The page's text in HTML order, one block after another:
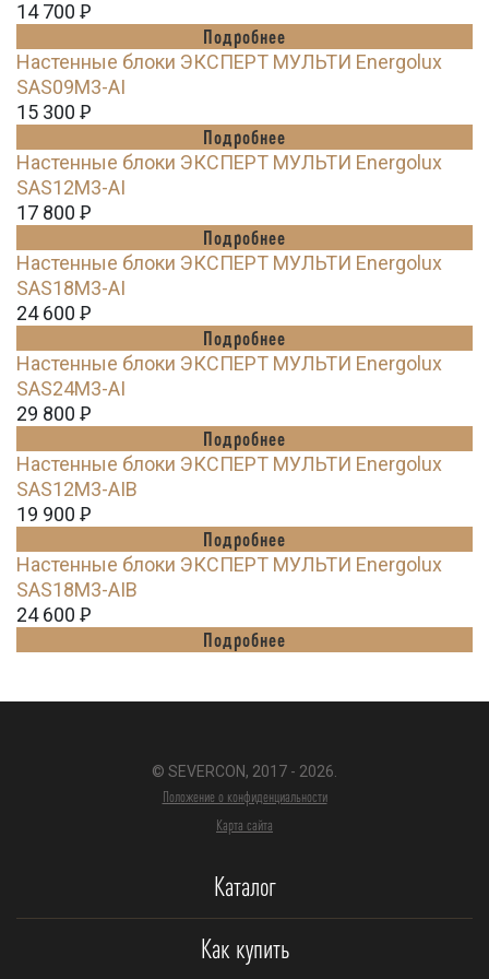
14 700 Ꝑ
Подробнее
Настенные блоки ЭКСПЕРТ МУЛЬТИ Energolux
SAS09M3-AI
15 300 Ꝑ
Подробнее
Настенные блоки ЭКСПЕРТ МУЛЬТИ Energolux
SAS12M3-AI
17 800 Ꝑ
Подробнее
Настенные блоки ЭКСПЕРТ МУЛЬТИ Energolux
SAS18M3-AI
24 600 Ꝑ
Подробнее
Настенные блоки ЭКСПЕРТ МУЛЬТИ Energolux
SAS24M3-AI
29 800 Ꝑ
Подробнее
Настенные блоки ЭКСПЕРТ МУЛЬТИ Energolux
SAS12M3-AIB
19 900 Ꝑ
Подробнее
Настенные блоки ЭКСПЕРТ МУЛЬТИ Energolux
SAS18M3-AIB
24 600 Ꝑ
Подробнее
© SEVERCON, 2017 - 2026.
Положение о конфиденциальности
Карта сайта
Каталог
Как купить